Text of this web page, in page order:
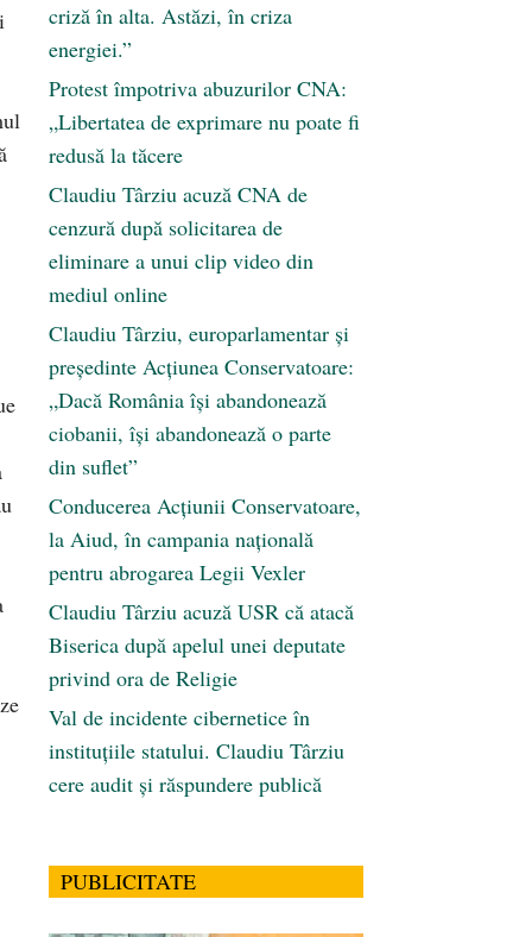
criză în alta. Astăzi, în criza
energiei.”
Protest împotriva abuzurilor CNA:
„Libertatea de exprimare nu poate fi
redusă la tăcere
Claudiu Târziu acuză CNA de
cenzură după solicitarea de
eliminare a unui clip video din
mediul online
Claudiu Târziu, europarlamentar și
președinte Acțiunea Conservatoare:
„Dacă România își abandonează
ciobanii, își abandonează o parte
din suflet”
Conducerea Acțiunii Conservatoare,
la Aiud, în campania națională
pentru abrogarea Legii Vexler
Claudiu Târziu acuză USR că atacă
Biserica după apelul unei deputate
privind ora de Religie
Val de incidente cibernetice în
instituțiile statului. Claudiu Târziu
cere audit și răspundere publică
PUBLICITATE